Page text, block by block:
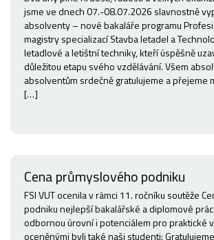
jsme ve dnech 07.-08.07.2026 slavnostně
absolventy – nové bakaláře programu
magistry specializací Stavba letadel a
letadlové a letištní techniky, kteří úspěšně
důležitou etapu svého vzdělávání. Všem
absolventům srdečně gratulujeme a přejeme
[…]
Cena průmyslového podniku
FSI VUT ocenila v rámci 11. ročníku soutěže
podniku nejlepší bakalářské a diplomové
odbornou úrovní i potenciálem pro praktické
oceněnými byli také naši studenti: